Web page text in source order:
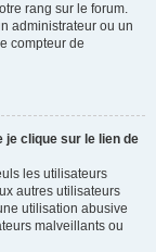
rang sur le forum.
administrateur ou un
compteur de
je clique sur le lien de
les utilisateurs
autres utilisateurs
utilisation abusive
malveillants ou